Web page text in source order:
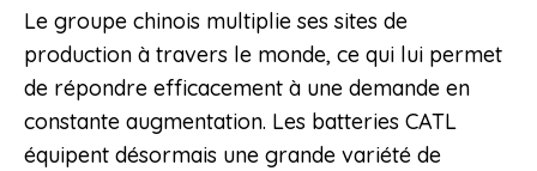
Le groupe chinois multiplie ses sites de
production à travers le monde, ce qui lui permet
de répondre efficacement à une demande en
constante augmentation. Les batteries CATL
équipent désormais une grande variété de